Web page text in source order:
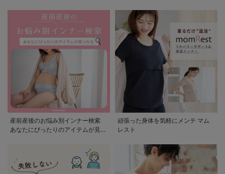
産前産後のお悩み別インナー検索
あなたにぴったりのアイテムが見つ
頑張った身体を気軽にメンテ マム
レスト